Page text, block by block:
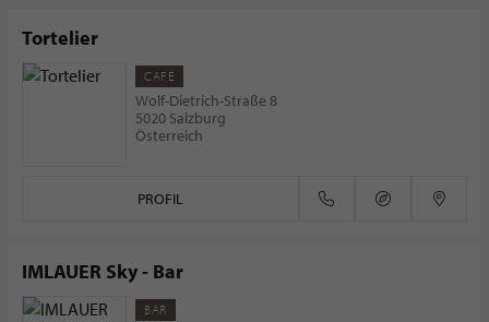
Deutsche schätzen Qualität, Frische und regionale Produkte
Tortelier
CAFÉ
Wolf-Dietrich-Straße 8
5020 Salzburg
Österreich
PROFIL
IMLAUER Sky - Bar
BAR